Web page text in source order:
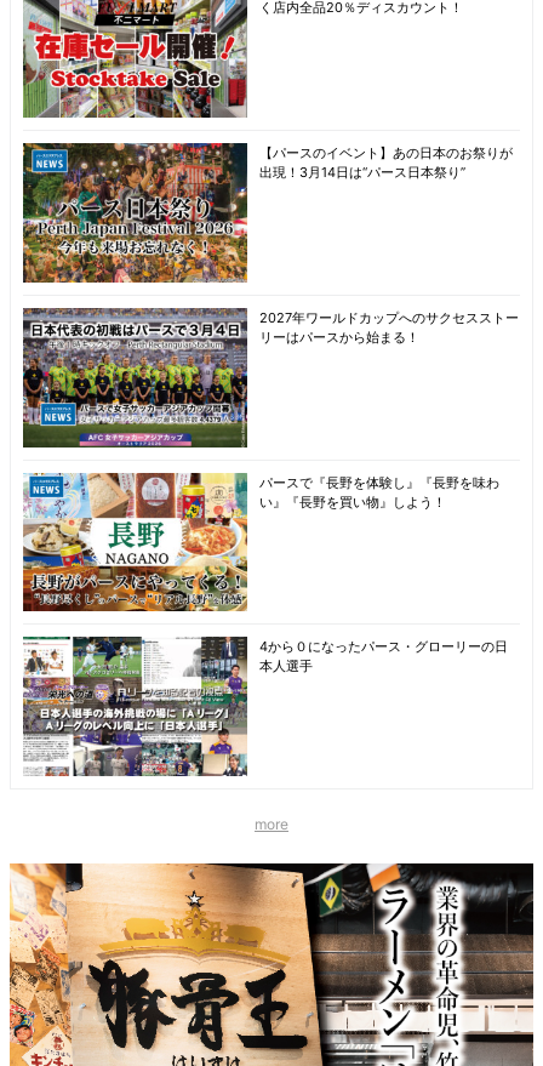
く店内全品20％ディスカウント！
【パースのイベント】あの日本のお祭りが
出現！3月14日は“パース日本祭り”
2027年ワールドカップへのサクセスストー
リーはパースから始まる！
パースで『長野を体験し』『長野を味わ
い』『長野を買い物』しよう！
4から０になったパース・グローリーの日
本人選手
more